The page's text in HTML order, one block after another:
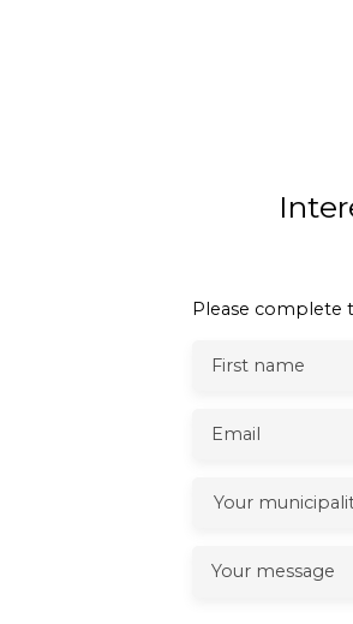
Please complete
First name
Email
Your
Your message